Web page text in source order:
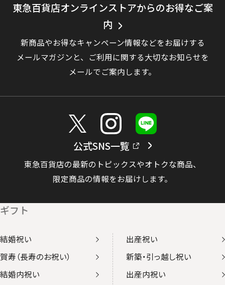
東急百貨店オンラインストアからのお得なご案
内
新商品やお得なキャンペーン情報などをお届けする
メールマガジンと、
ご利用に関する大切なお知らせを
メールでご案内します。
公式SNS一覧
東急百貨店の最新のトピックスやオトクな商品、
限定商品の情報をお届けします。
ギフト
結婚祝い
出産祝い
賀寿（長寿のお祝い）
新築・引っ越し祝い
結婚内祝い
出産内祝い